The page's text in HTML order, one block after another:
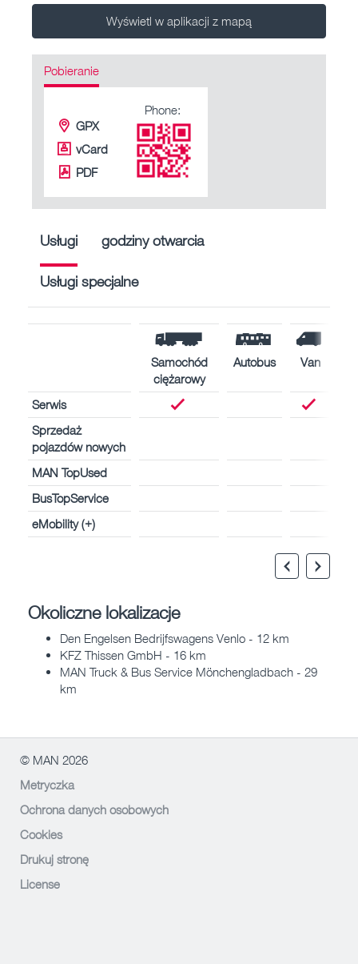
Wyświetl w aplikacji z mapą
Pobieranie
GPX
vCard
PDF
Phone:
Usługi godziny otwarcia
Usługi specjalne
Samochód
ciężarowy
Autobus Van
Serwis
Sprzedaż
pojazdów nowych
MAN TopUsed
BusTopService
eMobility (+)
Okoliczne lokalizacje
Den Engelsen Bedrijfswagens Venlo - 12 km
KFZ Thissen GmbH - 16 km
MAN Truck & Bus Service Mönchengladbach - 29
km
© MAN 2026
Metryczka
Ochrona danych osobowych
Cookies
Drukuj stronę
License